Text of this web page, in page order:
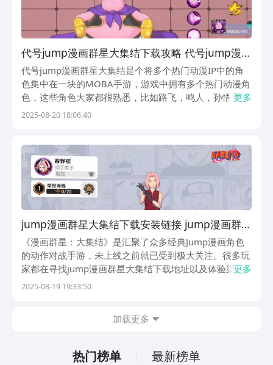
代号jump漫画群星大集结下载攻略 代号jump漫画
群星大集结下载链接
代号jump漫画群星大集结是个将多个热门动漫IP中的角
色集中在一块的MOBA手游，游戏中拥有多个热门动漫角
色，这些角色大家都很熟悉，比如路飞，鸣人，孙悟空
等，他们拥有各自不同属性技能，可挑选合适角色与对手
更多
2025-08-20 18:06:40
jump漫画群星大集结下载安装链接 jump漫画群星
大集结在哪能玩
《漫画群星：大集结》是汇聚了众多经典Jump漫画角色
的动作对战手游，未上线之前就已受到极大关注。很多玩
家都在寻找jump漫画群星大集结下载地址以及体验渠
道，想知道jump漫画群星大集结在哪能玩？下面就和大
更多
2025-08-19 19:33:50
加载更多
热门榜单 最新榜单